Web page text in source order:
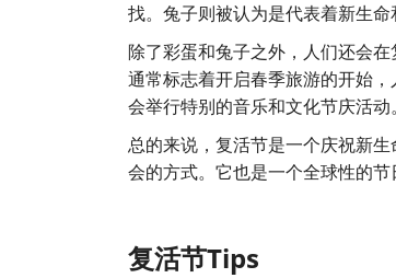
找。兔子则被认为是代表着新生命
除了彩蛋和兔子之外，人们还会
通常标志着开启春季旅游的开始
会举行特别的音乐和文化节庆活动。
总的来说，复活节是一个庆祝新
会的方式。它也是一个全球性的节
复活节Tips